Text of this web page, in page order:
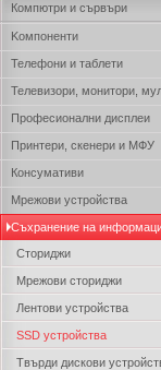
Компютри и сървъри
Kомпоненти
Телефони и таблети
Телевизори, монитори,
Професионални дисплеи
Принтери, скенери и МФУ
Консумативи
Мрежови устройства
Съхранение на
Сториджи
Мрежови сториджи
Лентови устройства
SSD устройства
Твърди дискови